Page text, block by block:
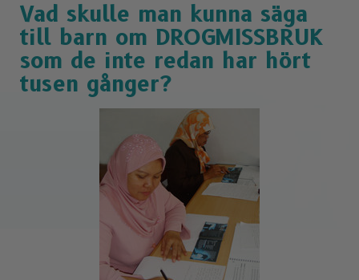
Vad skulle man kunna säga
till barn om DROGMISSBRUK
som de inte redan har hört
tusen gånger?